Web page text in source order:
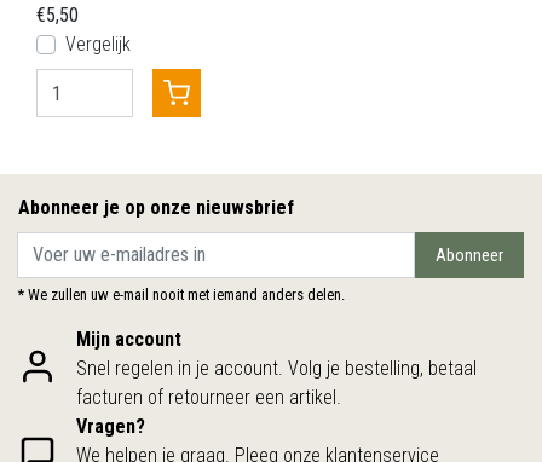
€5,50
Vergelijk
Abonneer je op onze nieuwsbrief
Abonneer
* We zullen uw e-mail nooit met iemand anders delen.
Mijn account
Snel regelen in je account. Volg je bestelling, betaal
facturen of retourneer een artikel.
Vragen?
We helpen je graag. Pleeg onze klantenservice